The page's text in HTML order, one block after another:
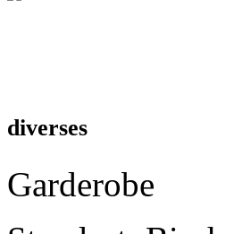
diverses
Garderobe